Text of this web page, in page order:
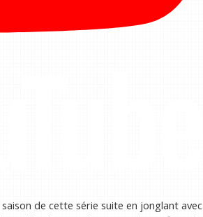
de cette série suite en jonglant avec